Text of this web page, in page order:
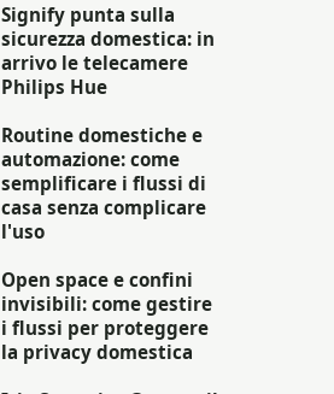
Signify punta sulla
sicurezza domestica: in
arrivo le telecamere
Philips Hue
Routine domestiche e
automazione: come
semplificare i flussi di
casa senza complicare
l'uso
Open space e confini
invisibili: come gestire
i flussi per proteggere
la privacy domestica